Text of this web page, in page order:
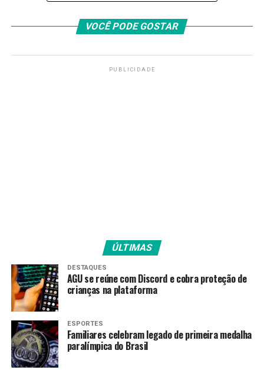
nível 3 já indica temperaturas altas constantes,a
cuidados:
Redobrar os cuidados com as crianças.
Em caso de mal-estar, tontura ou outros sintomas
provocados pelo estresse térmico, a Secretaria também
recomenda a ida a uma unidade de saúde.
Todos os serviços que funcionam 24 horas, como as
UPAs, hospitais e centros de emergência regional vão
funcionar ininterruptamente durante o carnaval.
VOCÊ PODE GOSTAR
PUBLICIDADE
ÚLTIMAS
DESTAQUES
AGU se reúne com Discord e cobra proteção de
crianças na plataforma
ESPORTES
Familiares celebram legado de primeira medalha
paralímpica do Brasil